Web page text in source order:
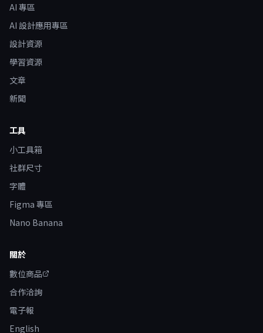
AI 專區
AI 設計應用專區
設計資源
學習資源
文章
新聞
工具
小工具箱
社群尺寸
字體
Figma 專區
Nano Banana
關於
數位商品
合作洽詢
電子報
English